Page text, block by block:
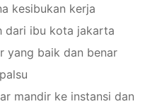
kesibukan kerja
dari ibu kota jakarta
yang baik dan benar
mandir ke instansi dan